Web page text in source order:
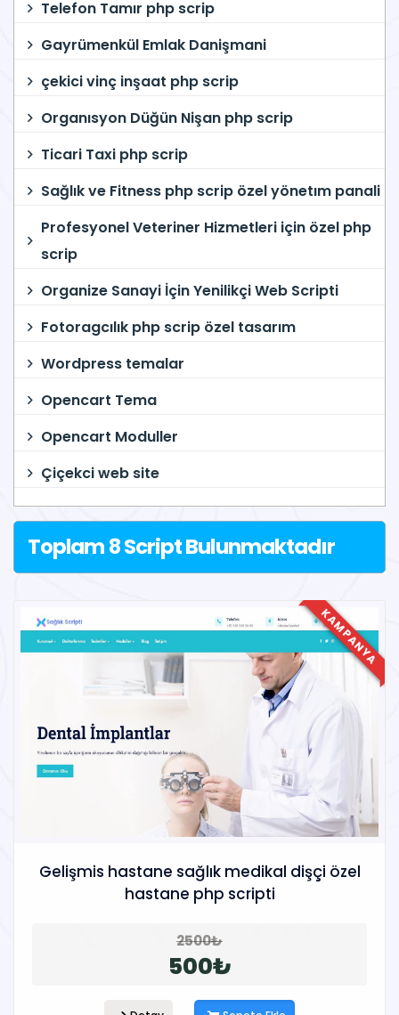
Telefon Tamır php scrip
Gayrümenkül Emlak Danişmani
çekici vinç inşaat php scrip
Organısyon Düğün Nişan php scrip
Ticari Taxi php scrip
Sağlık ve Fitness php scrip özel yönetım panali
Profesyonel Veteriner Hizmetleri için özel php
scrip
Organize Sanayi İçin Yenilikçi Web Scripti
Fotoragcılık php scrip özel tasarım
Wordpress temalar
Opencart Tema
Opencart Moduller
Çiçekci web site
Toplam 8 Script Bulunmaktadır
KAMPANYA
Gelişmis hastane sağlık medikal dişçi özel
hastane php scripti
2500₺
500₺